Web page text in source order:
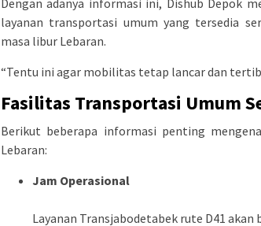
Dengan adanya informasi ini, Dishub Depok
layanan transportasi umum yang tersedia
masa libur Lebaran.
“Tentu ini agar mobilitas tetap lancar dan
Fasilitas Transportasi Umum
Berikut beberapa informasi penting
Lebaran:
Jam Operasional
Layanan Transjabodetabek rute D41 akan